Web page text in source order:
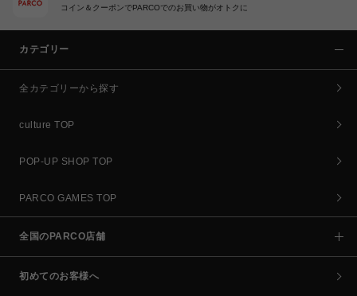
コイン＆クーポンでPARCOでのお買い物がオトクに
カテゴリー
全カテゴリーから探す
culture TOP
POP-UP SHOP TOP
PARCO GAMES TOP
全国のPARCO店舗
初めてのお客様へ